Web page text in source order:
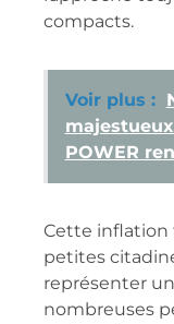
compacts.
Voir plus :
POWER
Cette inflation
petites
représenter
nombreuses